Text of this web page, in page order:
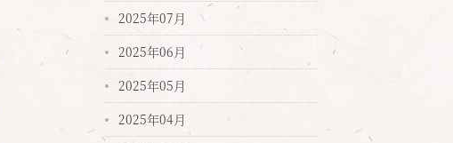
2025年07月
2025年06月
2025年05月
2025年04月